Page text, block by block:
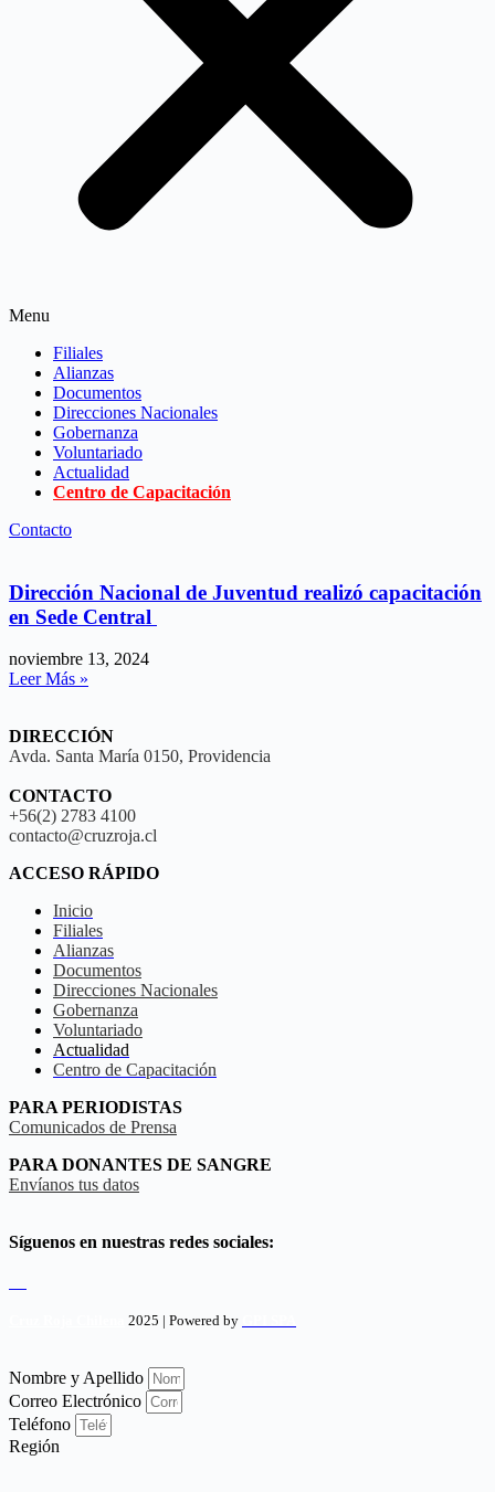
Menu
Filiales
Alianzas
Documentos
Direcciones Nacionales
Gobernanza
Voluntariado
Actualidad
Centro de Capacitación
Contacto
Dirección Nacional de Juventud realizó capacitación
en Sede Central
noviembre 13, 2024
Leer Más »
DIRECCIÓN
Avda. Santa María 0150, Providencia
CONTACTO
+56(2) 2783 4100
contacto@cruzroja.cl
ACCESO RÁPIDO
Inicio
Filiales
Alianzas
Documentos
Direcciones Nacionales
Gobernanza
Voluntariado
Actualidad
Centro de Capacitación
PARA PERIODISTAS
Comunicados de Prensa
PARA DONANTES DE SANGRE
Envíanos tus datos
Síguenos en nuestras redes sociales:
2025 | Powered by
Nombre y Apellido
Correo Electrónico
Teléfono
Región